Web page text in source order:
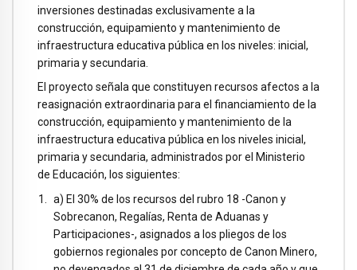
inversiones destinadas exclusivamente a la
construcción, equipamiento y mantenimiento de
infraestructura educativa pública en los niveles: inicial,
primaria y secundaria.
El proyecto señala que constituyen recursos afectos a la
reasignación extraordinaria para el financiamiento de la
construcción, equipamiento y mantenimiento de la
infraestructura educativa pública en los niveles inicial,
primaria y secundaria, administrados por el Ministerio
de Educación, los siguientes:
a) El 30% de los recursos del rubro 18 -Canon y
Sobrecanon, Regalías, Renta de Aduanas y
Participaciones-, asignados a los pliegos de los
gobiernos regionales por concepto de Canon Minero,